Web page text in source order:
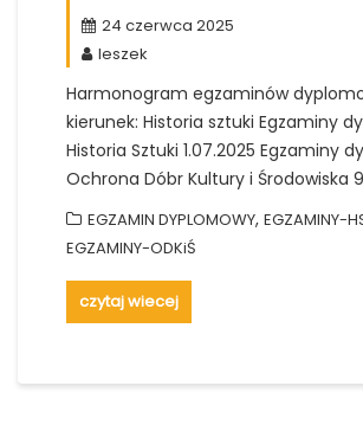
24 czerwca 2025
leszek
Harmonogram egzaminów
kierunek: Historia sztuki Egzaminy
Historia Sztuki 1.07.2025 Egzaminy
Ochrona Dóbr Kultury i Środowiska
EGZAMIN DYPLOMOWY, EGZAMINY-
EGZAMINY-ODKiŚ
czytaj wiecej